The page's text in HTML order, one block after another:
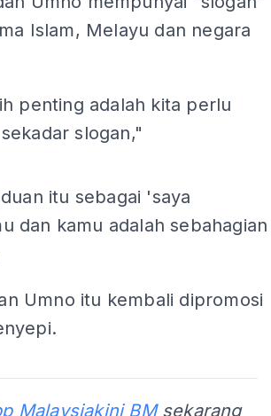
Islam, Melayu dan negara
penting adalah kita perlu
slogan,"
itu sebagai 'saya
dan kamu adalah sebahagian
Umno itu kembali dipromosi
Malaysiakini BMsekarang